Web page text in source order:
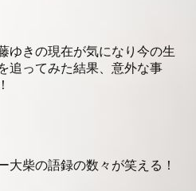
ゆきの現在が気になり今の生
追ってみた結果、意外な事
大柴の語録の数々が笑える！